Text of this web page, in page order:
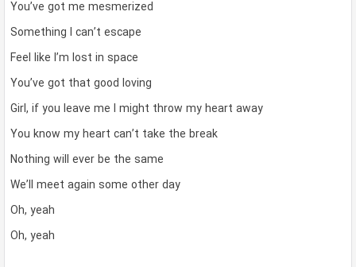
You’ve got me mesmerized
Something I can’t escape
Feel like I’m lost in space
You’ve got that good loving
Girl, if you leave me I might throw my heart away
You know my heart can’t take the break
Nothing will ever be the same
We’ll meet again some other day
Oh, yeah
Oh, yeah